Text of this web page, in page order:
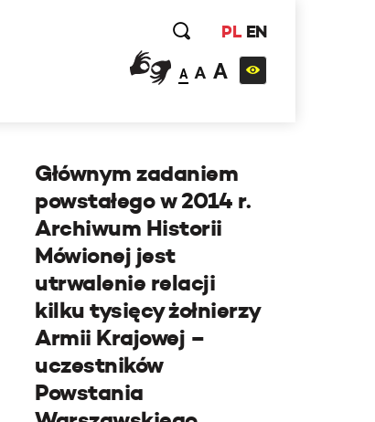
PL EN
A A A
Głównym zadaniem
powstałego w 2014 r.
Archiwum Historii
Mówionej jest
utrwalenie relacji
kilku tysięcy żołnierzy
Armii Krajowej –
uczestników
Powstania